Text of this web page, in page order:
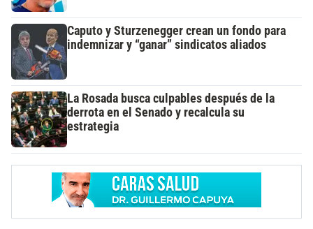
Caputo y Sturzenegger crean un fondo para
indemnizar y “ganar” sindicatos aliados
La Rosada busca culpables después de la
derrota en el Senado y recalcula su
estrategia